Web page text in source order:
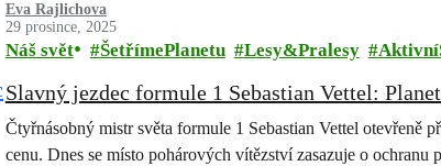
Eva Rajlichova
29 prosince, 2025
Náš svět ŠetřímePlanetu Lesy&Pralesy
Slavný jezdec formule 1 Sebastian Vettel:
Čtyřnásobný mistr světa formule 1 Sebastian Vettel
cenu. Dnes se místo pohárových vítězství zasazuje o ochranu